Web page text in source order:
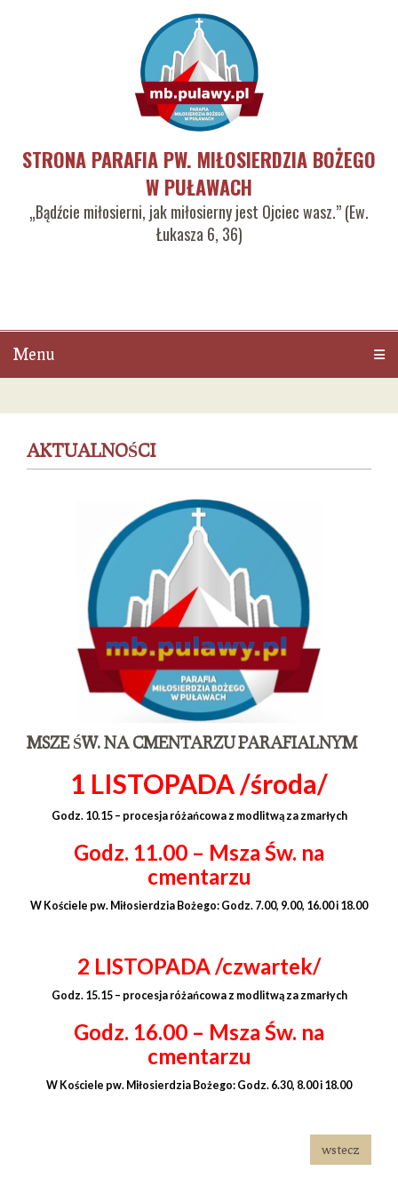
STRONA PARAFIA PW. MIŁOSIERDZIA BOŻEGO
W PUŁAWACH
„Bądźcie miłosierni, jak miłosierny jest Ojciec wasz.” (Ew.
Łukasza 6, 36)
Menu
AKTUALNOŚCI
MSZE ŚW. NA CMENTARZU PARAFIALNYM
1 LISTOPADA /środa/
Godz. 10.15 – procesja różańcowa z modlitwą za zmarłych
Godz. 11.00 – Msza Św. na
cmentarzu
W Kościele pw. Miłosierdzia Bożego: Godz. 7.00, 9.00, 16.00 i 18.00
2 LISTOPADA /czwartek/
Godz. 15.15 – procesja różańcowa z modlitwą za zmarłych
Godz. 16.00 – Msza Św. na
cmentarzu
W Kościele pw. Miłosierdzia Bożego: Godz. 6.30, 8.00 i 18.00
wstecz